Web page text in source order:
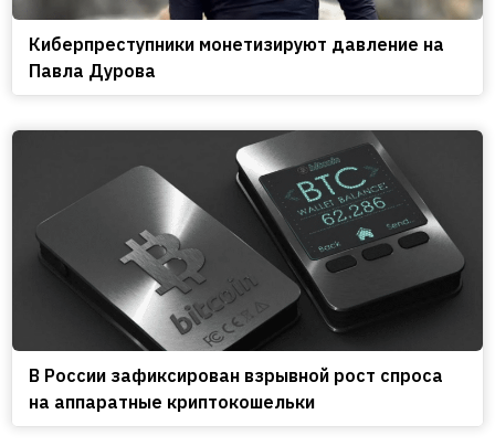
Киберпреступники монетизируют давление на
Павла Дурова
В России зафиксирован взрывной рост спроса
на аппаратные криптокошельки